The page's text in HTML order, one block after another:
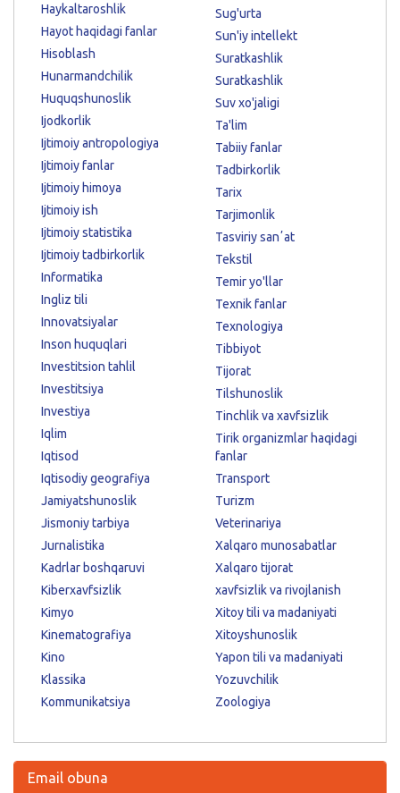
Haykaltaroshlik
Hayot haqidagi fanlar
Hisoblash
Hunarmandchilik
Huquqshunoslik
Ijodkorlik
Ijtimoiy antropologiya
Ijtimoiy fanlar
Ijtimoiy himoya
Ijtimoiy ish
Ijtimoiy statistika
Ijtimoiy tadbirkorlik
Informatika
Ingliz tili
Innovatsiyalar
Inson huquqlari
Investitsion tahlil
Investitsiya
Investiya
Iqlim
Iqtisod
Iqtisodiy geografiya
Jamiyatshunoslik
Jismoniy tarbiya
Jurnalistika
Kadrlar boshqaruvi
Kiberxavfsizlik
Kimyo
Kinematografiya
Kino
Klassika
Kommunikatsiya
Sug'urta
Sun'iy intellekt
Suratkashlik
Suratkashlik
Suv xo'jaligi
Ta'lim
Tabiiy fanlar
Tadbirkorlik
Tarix
Tarjimonlik
Tasviriy sanʼat
Tekstil
Temir yo'llar
Texnik fanlar
Texnologiya
Tibbiyot
Tijorat
Tilshunoslik
Tinchlik va xavfsizlik
Tirik organizmlar haqidagi
fanlar
Transport
Turizm
Veterinariya
Xalqaro munosabatlar
Xalqaro tijorat
xavfsizlik va rivojlanish
Xitoy tili va madaniyati
Xitoyshunoslik
Yapon tili va madaniyati
Yozuvchilik
Zoologiya
Email obuna